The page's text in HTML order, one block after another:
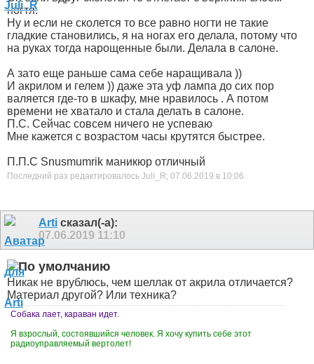
ногтя.
Ну и если не сколется то все равно ногти не такие
гладкие становились, я на ногах его делала, потому что
на руках тогда нарощенные были. Делала в салоне.
А зато еще раньше сама себе наращивала ))
И акрилом и гелем )) даже эта уф лампа до сих пор
валяется где-то в шкафу, мне нравилось . А потом
времени не хватало и стала делать в салоне.
П.С. Сейчас совсем ничего не успеваю
Мне кажется с возрастом часы крутятся быстрее.
П.П.С Snusmumrik маникюр отличный
Последний раз редактировалось Juli_R; 07.06.2019 в 10:06
Arti сказал(-а):
07.06.2019 11:10
Никак не врублюсь, чем шеллак от акрила отличается?
Материал другой? Или техника?
Собака лает, караван идет.
Я взрослый, состоявшийся человек. Я хочу купить себе этот
радиоуправляемый вертолет!